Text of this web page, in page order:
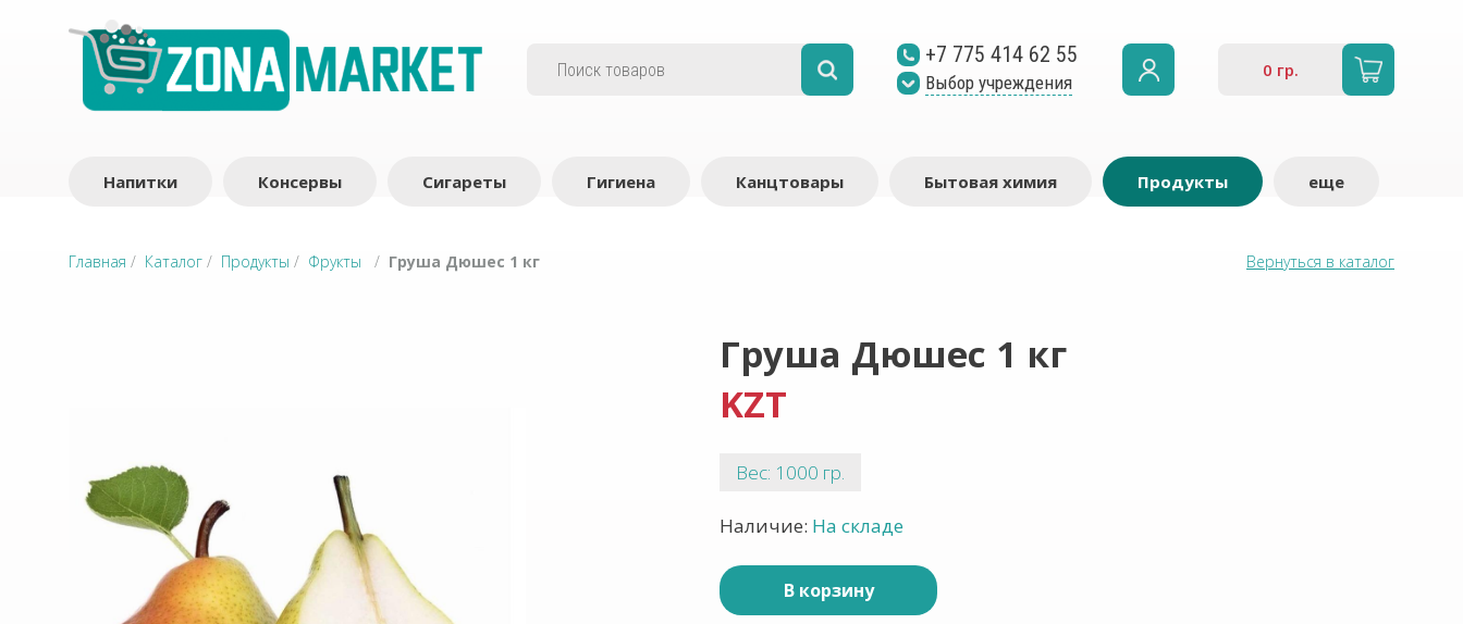
+7 775 414 62 55
Выбор учреждения
0 гр.
Напитки Консервы Сигареты Гигиена Канцтовары Бытовая химия Продукты еще
Главная / Каталог / Продукты / Фрукты / Груша Дюшес 1 кг Вернуться в каталог
Груша Дюшес 1 кг
KZT
Вес: 1000 гр.
Наличие: На складе
В корзину